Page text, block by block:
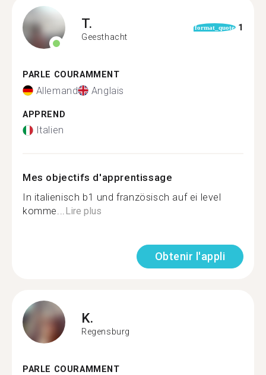
T.
Geesthacht
format_quote 1
PARLE COURAMMENT
Allemand Anglais
APPREND
Italien
Mes objectifs d'apprentissage
In italienisch b1 und französisch auf ei level
komme...Lire plus
Obtenir l'appli
K.
Regensburg
PARLE COURAMMENT